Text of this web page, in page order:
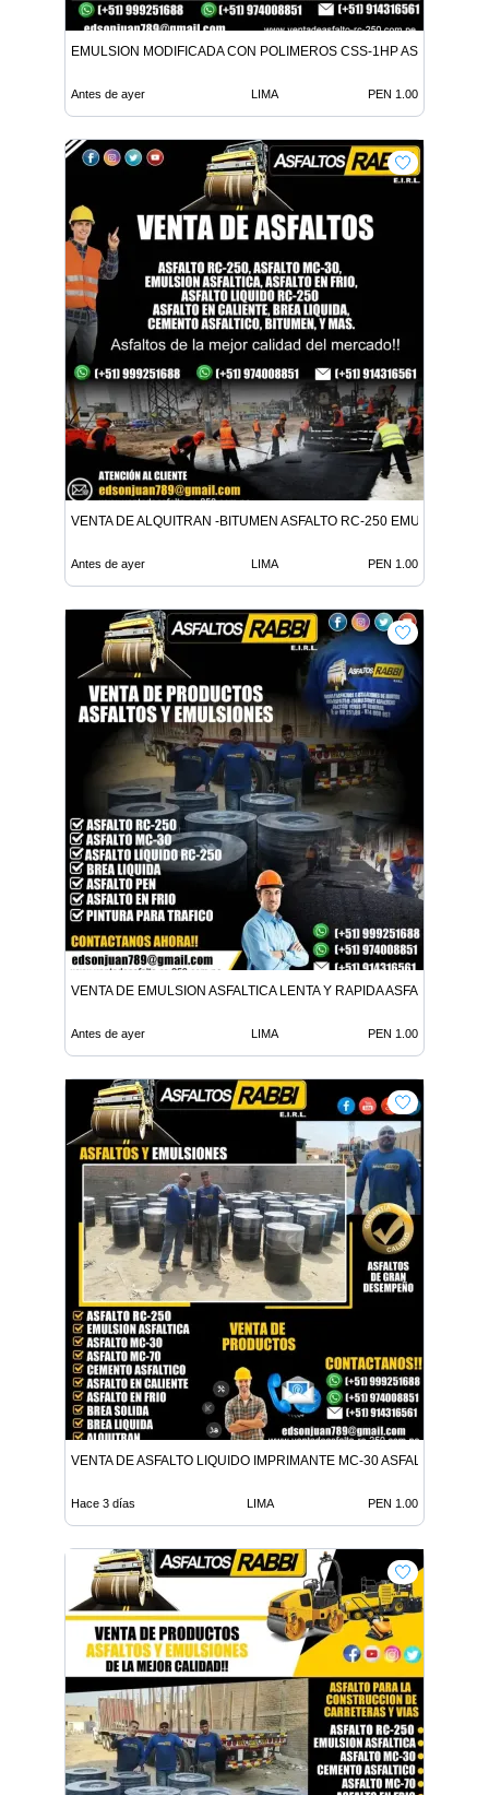
EMULSION MODIFICADA CON POLIMEROS CSS-1HP ASFALTO
Antes de ayer LIMA PEN 1.00
VENTA DE ALQUITRAN -BITUMEN ASFALTO RC-250 EMULSION
Antes de ayer LIMA PEN 1.00
VENTA DE EMULSION ASFALTICA LENTA Y RAPIDA ASFALTO EN
Antes de ayer LIMA PEN 1.00
VENTA DE ASFALTO LIQUIDO IMPRIMANTE MC-30 ASFALTO
Hace 3 días LIMA PEN 1.00